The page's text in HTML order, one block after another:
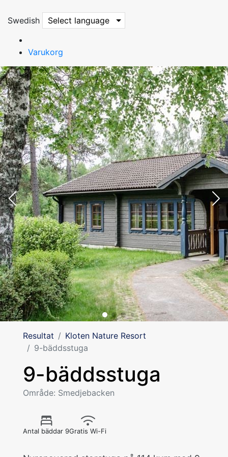
Swedish Select language
Varukorg
Resultat
Kloten Nature Resort
9-bäddsstuga
9-bäddsstuga
Område: Smedjebacken
Antal bäddar 9Gratis Wi-Fi